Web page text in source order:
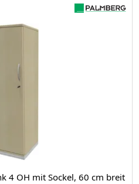
4 OH mit Sockel, 60 cm breit